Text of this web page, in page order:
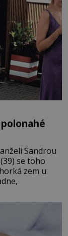
Sandrou
se toho
zem u